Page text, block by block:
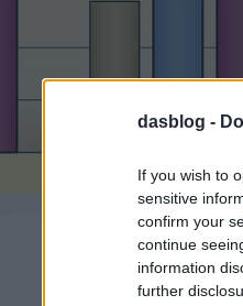
dasblog -
If you wish to
sensitive
confirm your
continue
information
further